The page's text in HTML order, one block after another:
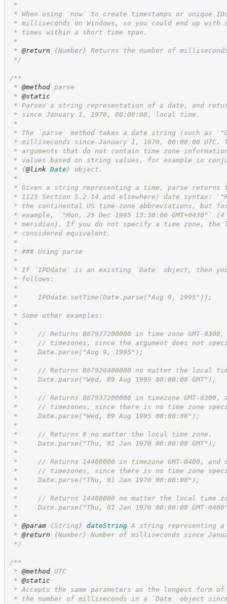
*
* When using `now` to create timestamps or unique
* milliseconds on Windows, so you could end up
* times within a short time span.
*
* @return {Number}
Returns the number of
*/
/**
* @method parse
* @static
* Parses a string representation of a date, and
* since January 1, 1970, 00:00:00, local time.
*
* The `parse` method takes a date string (such as
* milliseconds since January 1, 1970, 00:00:00
* arguments that do not contain time zone
* values based on string values, for example in
* {@link Date} object.
*
* Given a string representing a time, parse returns
* 1123 Section 5.2.14 and elsewhere) date syntax:
* the continental US time-zone abbreviations, but
* example, `"Mon, 25 Dec 1995 13:30:00 GMT+0430"`
* meridian). If you do not specify a time zone, the
* considered equivalent.
*
* ### Using parse
*
* If `IPOdate` is an existing `Date` object, then
* follows:
*
*     IPOdate.setTime(Date.parse("Aug 9, 1995"));
*
* Some other examples:
*
*     // Returns 807937200000 in time zone GMT-
*     // timezones, since the argument does not
*     Date.parse("Aug 9, 1995");
*
*     // Returns 807926400000 no matter the local
*     Date.parse("Wed, 09 Aug 1995 00:00:00 GMT");
*
*     // Returns 807937200000 in timezone GMT-
*     // timezones, since there is no time zone
*     Date.parse("Wed, 09 Aug 1995 00:00:00");
*
*     // Returns 0 no matter the local time zone.
*     Date.parse("Thu, 01 Jan 1970 00:00:00 GMT");
*
*     // Returns 14400000 in timezone GMT-0400,
*     // timezones, since there is no time zone
*     Date.parse("Thu, 01 Jan 1970 00:00:00");
*
*     // Returns 14400000 no matter the local time
*     Date.parse("Thu, 01 Jan 1970 00:00:00 GMT-
*
* @param {String} dateString A string representing a
* @return {Number}
Number of milliseconds since
*/
/**
* @method UTC
* @static
* Accepts the same parameters as the longest form
* the number of milliseconds in a `Date` object